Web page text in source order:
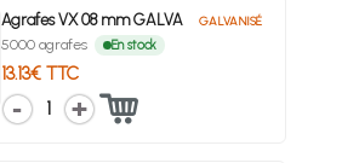
Agrafes VX 08 mm GALVA GALVANISÉ
5000 agrafes En stock
13.13€ TTC
1